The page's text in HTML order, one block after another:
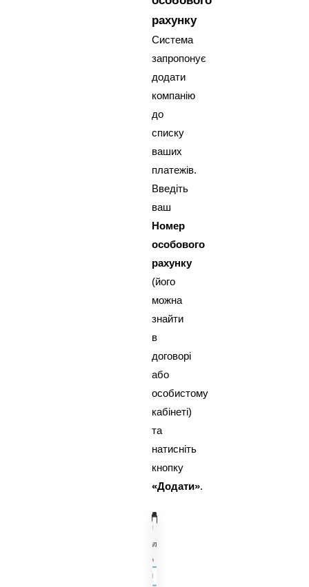
рахунку
Система
запропонує
додати
компанію
до
списку
ваших
платежів.
Введіть
ваш
Номер
особового
рахунку
(його
можна
знайти
в
договорі
або
особистому
кабінеті)
та
натисніть
кнопку
«Додати».